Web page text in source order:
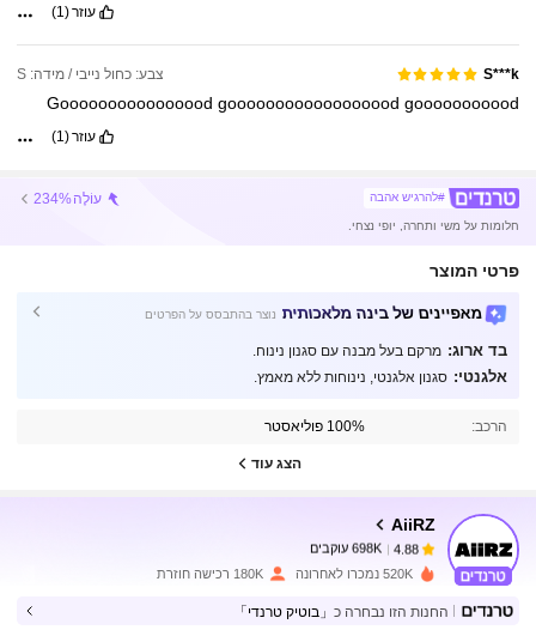
עוזר(1)
S***k צבע: כחול נייבי / מידה: S
Goooooooooooooood goooooooooooooooood gooooooooood
עוזר(1)
#להרגיש אהבה עוֹלֶה234%
חלומות על משי ותחרה, יופי נצחי.
פרטי המוצר
מאפיינים של בינה מלאכותית נוצר בהתבסס על הפרטים
בד ארוג: מרקם בעל מבנה עם סגנון נינוח.
אלגנטי: סגנון אלגנטי, נינוחות ללא מאמץ.
הרכב: 100% פוליאסטר
הצג עוד
AiiRZ
4.88
4.88
698K עוקבים
b***7 שילם לפני יום אחד
4.88 698K עוקבים
520K נמכרו לאחרונה 180K רכישה חוזרת
החנות הזו נבחרה כ 「בוטיק טרנדי」